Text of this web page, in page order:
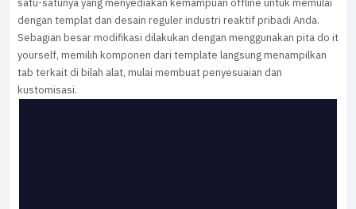
dengan templat dan desain reguler industri reaktif pribadi Anda.
Sebagian besar modifikasi dilakukan dengan menggunakan pita do it
yourself, memilih komponen dari template langsung menampilkan
tab terkait di bilah alat, mulai membuat penyesuaian dan
kustomisasi.